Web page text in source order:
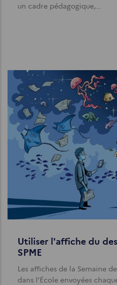
un cadre pédagogique,…
Utiliser l'affiche du
SPME
Les affiches de la Semaine
dans l’École envoyées